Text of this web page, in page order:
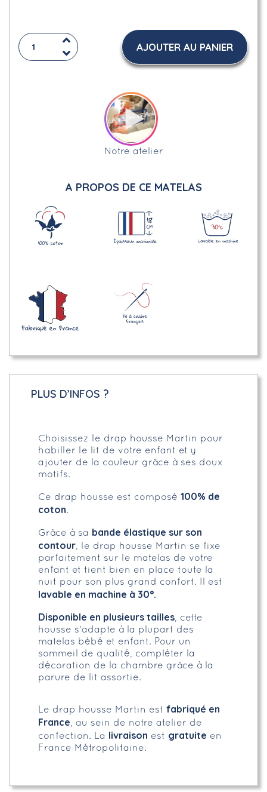
AJOUTER AU PANIER
Notre atelier
A PROPOS DE CE MATELAS
PLUS D’INFOS ?
Choisissez le drap housse Martin pour
habiller le lit de votre enfant et y
ajouter de la couleur grâce à ses doux
motifs.
Ce drap housse est composé 100% de
coton.
Grâce à sa bande élastique sur son
contour, le drap housse Martin se fixe
parfaitement sur le matelas de votre
enfant et tient bien en place toute la
nuit pour son plus grand confort. Il est
lavable en machine à 30°.
Disponible en plusieurs tailles, cette
housse s'adapte à la plupart des
matelas bébé et enfant. Pour un
sommeil de qualité, compléter la
décoration de la chambre grâce à la
parure de lit assortie.
Le drap housse Martin est fabriqué en
France, au sein de notre atelier de
confection. La livraison est gratuite en
France Métropolitaine.